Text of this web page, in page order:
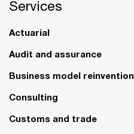
Services
Actuarial
Audit and assurance
Business model reinvention
Consulting
Customs and trade